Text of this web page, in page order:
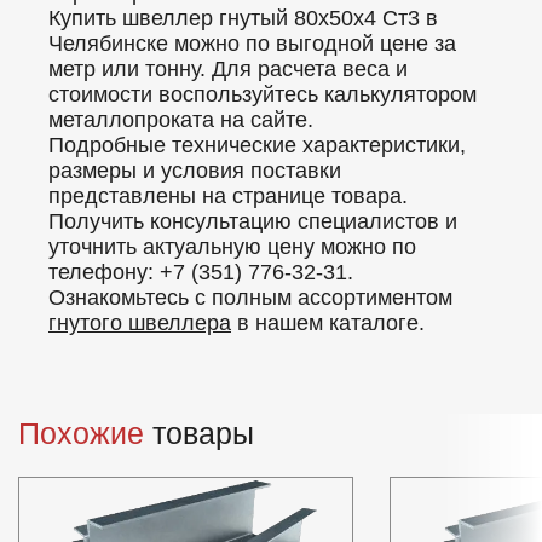
Купить швеллер гнутый 80х50х4 Ст3 в
Челябинске можно по выгодной цене за
метр или тонну. Для расчета веса и
стоимости воспользуйтесь калькулятором
металлопроката на сайте.
Подробные технические характеристики,
размеры и условия поставки
представлены на странице товара.
Получить консультацию специалистов и
уточнить актуальную цену можно по
телефону: +7 (351) 776-32-31.
Ознакомьтесь с полным ассортиментом
гнутого швеллера в нашем каталоге.
Похожие товары